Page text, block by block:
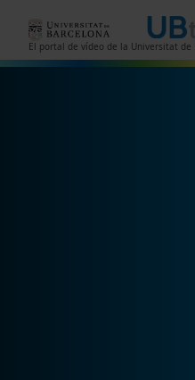
El portal de vídeo de la Universitat de